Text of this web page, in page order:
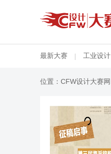
最新大赛 | 工业设计
位置： CFW设计大赛网